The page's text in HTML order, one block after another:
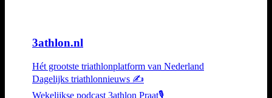
3athlon.nl
Hét grootste triathlonplatform van Nederland
Dagelijks triathlonnieuws ✍️
Wekelijkse podcast 3athlon Praat🎙️